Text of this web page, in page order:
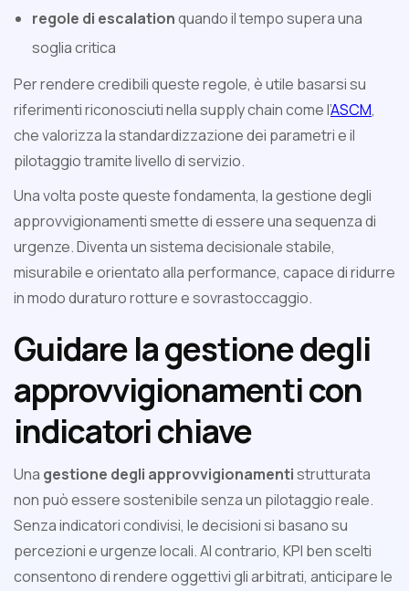
regole di escalationquando il tempo supera una
soglia critica
Per rendere credibili queste regole, è utile basarsi su
riferimenti riconosciuti nella supply chain come l’ASCM,
che valorizza la standardizzazione dei parametri e il
pilotaggio tramite livello di servizio.
Una volta poste queste fondamenta, la gestione degli
approvvigionamenti smette di essere una sequenza di
urgenze. Diventa un sistema decisionale stabile,
misurabile e orientato alla performance, capace di ridurre
in modo duraturo rotture e sovrastoccaggio.
Guidare la gestione degli
approvvigionamenti con
indicatori chiave
Una gestione degli approvvigionamentistrutturata
non può essere sostenibile senza un pilotaggio reale.
Senza indicatori condivisi, le decisioni si basano su
percezioni e urgenze locali. Al contrario, KPI ben scelti
consentono di rendere oggettivi gli arbitrati, anticipare le